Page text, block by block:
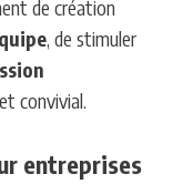
de création
, de stimuler
convivial.
entreprises